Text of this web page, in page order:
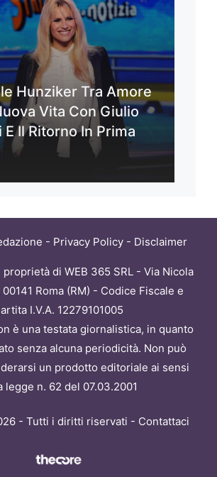
Hunziker Tra Amore
Vita Con Giulio
E Il Ritorno In Prima
- Privacy Policy - Disclaimer
di WEB 365 SRL - Via Nicola
Roma (RM) - Codice Fiscale e
I.V.A. 12279101005
è una testata giornalistica, in quanto
senza alcuna periodicità. Non può
un prodotto editoriale ai sensi
legge n. 62 del 07.03.2001
- Tutti i diritti riservati - Contattaci